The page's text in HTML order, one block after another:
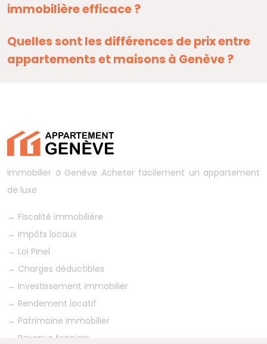
immobilière efficace ?
Quelles sont les différences de prix entre
appartements et maisons à Genève ?
Immobilier à Genève Acheter facilement un appartement
de luxe
→ Fiscalité immobilière
→ Impôts locaux
→ Loi Pinel
→ Charges déductibles
→ Investissement immobilier
→ Rendement locatif
→ Patrimoine immobilier
Revenus fonciers